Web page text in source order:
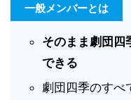
一般メンバーとは
そのまま劇団四
できる
劇団四季のすべ